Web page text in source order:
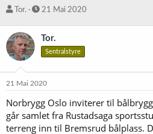
T
å
d
s
a
e
r
Tor.
S
r
a
t
21 Mai 2020
Tor.
Sentralstyre
21 Mai 2020
Norbrygg Oslo inviterer til
går samlet fra Rustadsaga
terreng inn til Bremsrud bålplass.